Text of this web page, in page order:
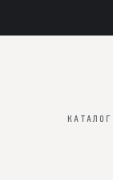
КАТАЛОГ